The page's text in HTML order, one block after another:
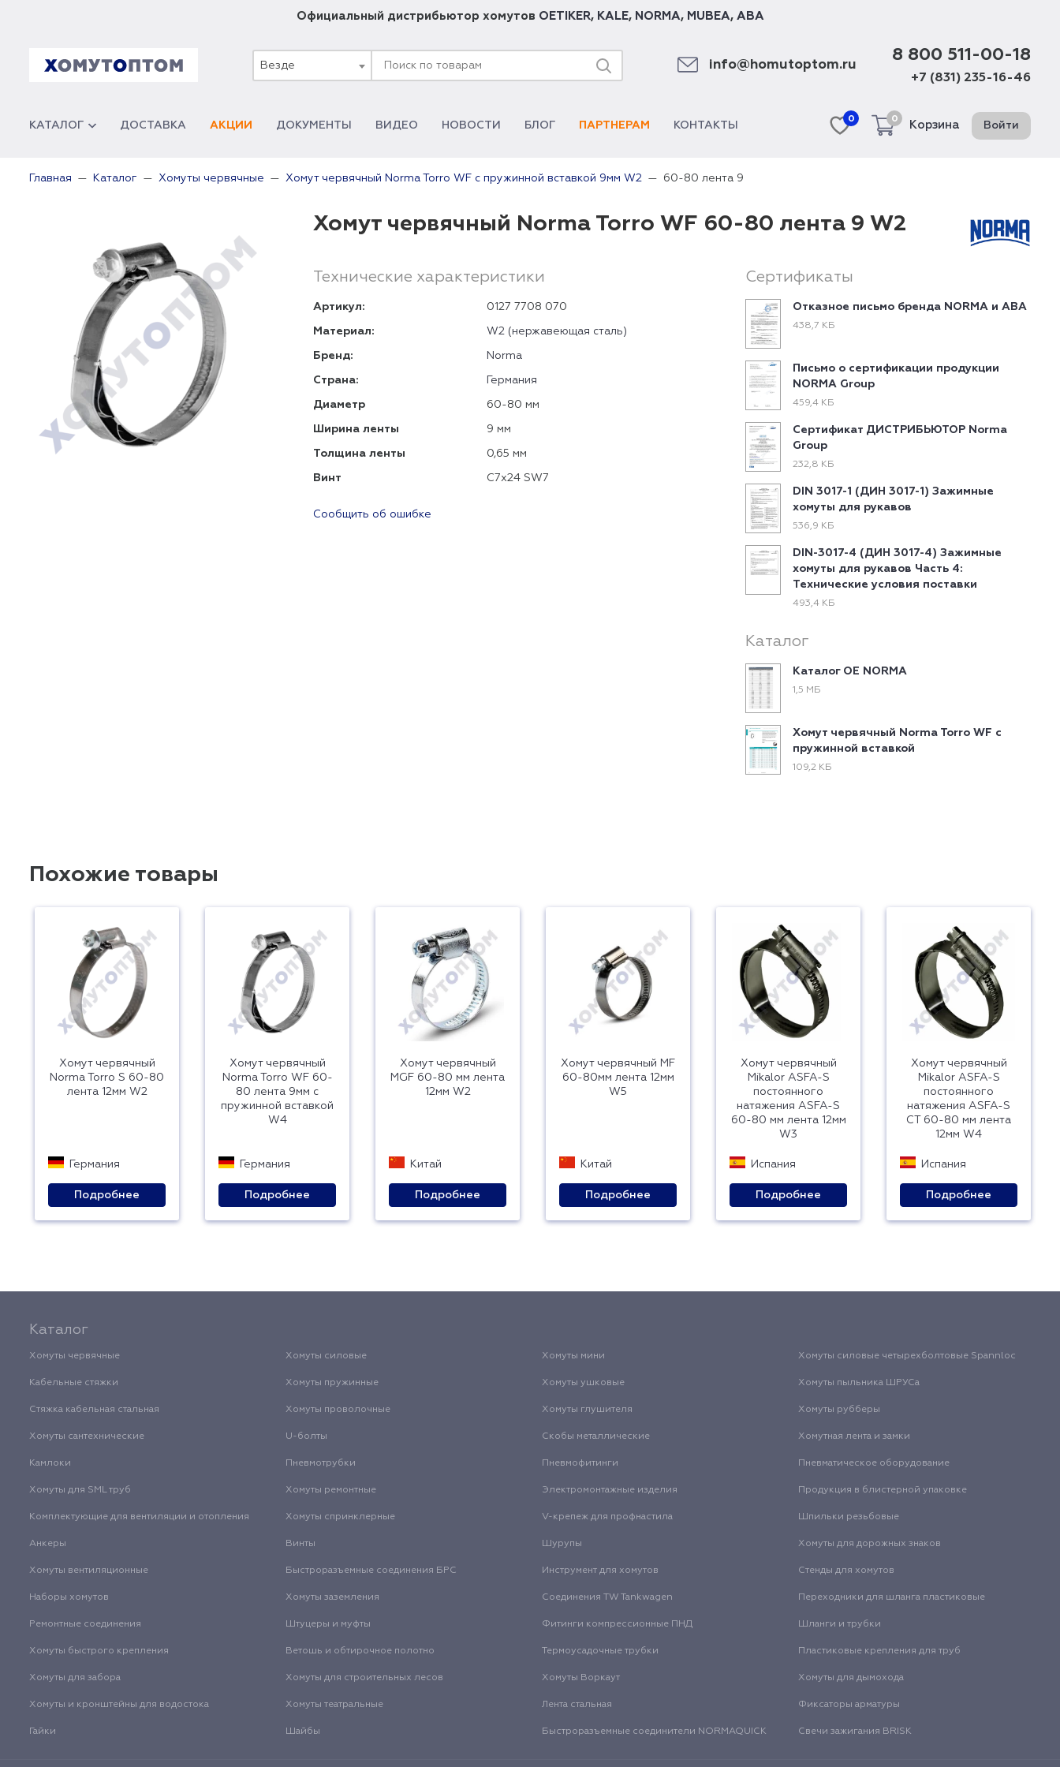
Официальный дистрибьютор хомутов OETIKER, KALE, NORMA, MUBEA, ABA
Везде info@homutoptom.ru
8 800 511-00-18
+7 (831) 235-16-46
КАТАЛОГ ДОСТАВКА АКЦИИ ДОКУМЕНТЫ ВИДЕО НОВОСТИ БЛОГ ПАРТНЕРАМ КОНТАКТЫ
0 0
Корзина Войти
Главная Каталог Хомуты червячные Хомут червячный Norma Torro WF с пружинной вставкой 9мм W2 60-80 лента 9
Хомут червячный Norma Torro WF 60-80 лента 9 W2
Технические характеристики
Артикул: 0127 7708 070
Материал: W2 (нержавеющая сталь)
Бренд: Norma
Страна: Германия
Диаметр 60-80 мм
Ширина ленты 9 мм
Толщина ленты 0,65 мм
Винт C7x24 SW7
Сообщить об ошибке
Сертификаты
Отказное письмо бренда NORMA и ABA
438,7 КБ
Письмо о сертификации продукции
NORMA Group
459,4 КБ
Сертификат ДИСТРИБЬЮТОР Norma
Group
232,8 КБ
DIN 3017-1 (ДИН 3017-1) Зажимные
хомуты для рукавов
536,9 КБ
DIN-3017-4 (ДИН 3017-4) Зажимные
хомуты для рукавов Часть 4:
Технические условия поставки
493,4 КБ
Каталог
Каталог ОЕ NORMA
1,5 МБ
Хомут червячный Norma Torro WF с
пружинной вставкой
109,2 КБ
Похожие товары
Хомут червячный
Norma Torro S 60-80
лента 12мм W2
Германия
Подробнее
Хомут червячный
Norma Torro WF 60-
80 лента 9мм с
пружинной вставкой
W4
Германия
Подробнее
Хомут червячный
MGF 60-80 мм лента
12мм W2
Китай
Подробнее
Хомут червячный MF
60-80мм лента 12мм
W5
Китай
Подробнее
Хомут червячный
Mikalor ASFA-S
постоянного
натяжения ASFA-S
60-80 мм лента 12мм
W3
Испания
Подробнее
Хомут червячный
Mikalor ASFA-S
постоянного
натяжения ASFA-S
CT 60-80 мм лента
12мм W4
Испания
Подробнее
Каталог
Хомуты червячные Хомуты силовые Хомуты мини Хомуты силовые четырехболтовые Spannloc
Кабельные стяжки Хомуты пружинные Хомуты ушковые Хомуты пыльника ШРУСа
Стяжка кабельная стальная Хомуты проволочные Хомуты глушителя Хомуты рубберы
Хомуты сантехнические U-болты Скобы металлические Хомутная лента и замки
Камлоки Пневмотрубки Пневмофитинги Пневматическое оборудование
Хомуты для SML труб Хомуты ремонтные Электромонтажные изделия Продукция в блистерной упаковке
Комплектующие для вентиляции и отопления Хомуты спринклерные V-крепеж для профнастила Шпильки резьбовые
Анкеры Винты Шурупы Хомуты для дорожных знаков
Хомуты вентиляционные Быстроразъемные соединения БРС Инструмент для хомутов Стенды для хомутов
Наборы хомутов Хомуты заземления Соединения TW Tankwagen Переходники для шланга пластиковые
Ремонтные соединения Штуцеры и муфты Фитинги компрессионные ПНД Шланги и трубки
Хомуты быстрого крепления Ветошь и обтирочное полотно Термоусадочные трубки Пластиковые крепления для труб
Хомуты для забора Хомуты для строительных лесов Хомуты Воркаут Хомуты для дымохода
Хомуты и кронштейны для водостока Хомуты театральные Лента стальная Фиксаторы арматуры
Гайки Шайбы Быстроразъемные соединители NORMAQUICK Свечи зажигания BRISK